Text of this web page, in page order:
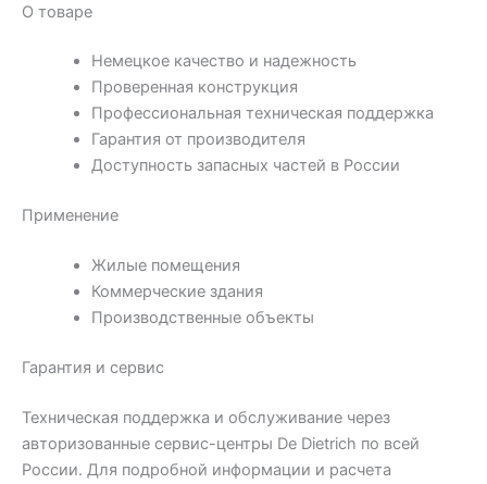
О товаре
Немецкое качество и надежность
Проверенная конструкция
Профессиональная техническая поддержка
Гарантия от производителя
Доступность запасных частей в России
Применение
Жилые помещения
Коммерческие здания
Производственные объекты
Гарантия и сервис
Техническая поддержка и обслуживание через
авторизованные сервис-центры De Dietrich по всей
России. Для подробной информации и расчета